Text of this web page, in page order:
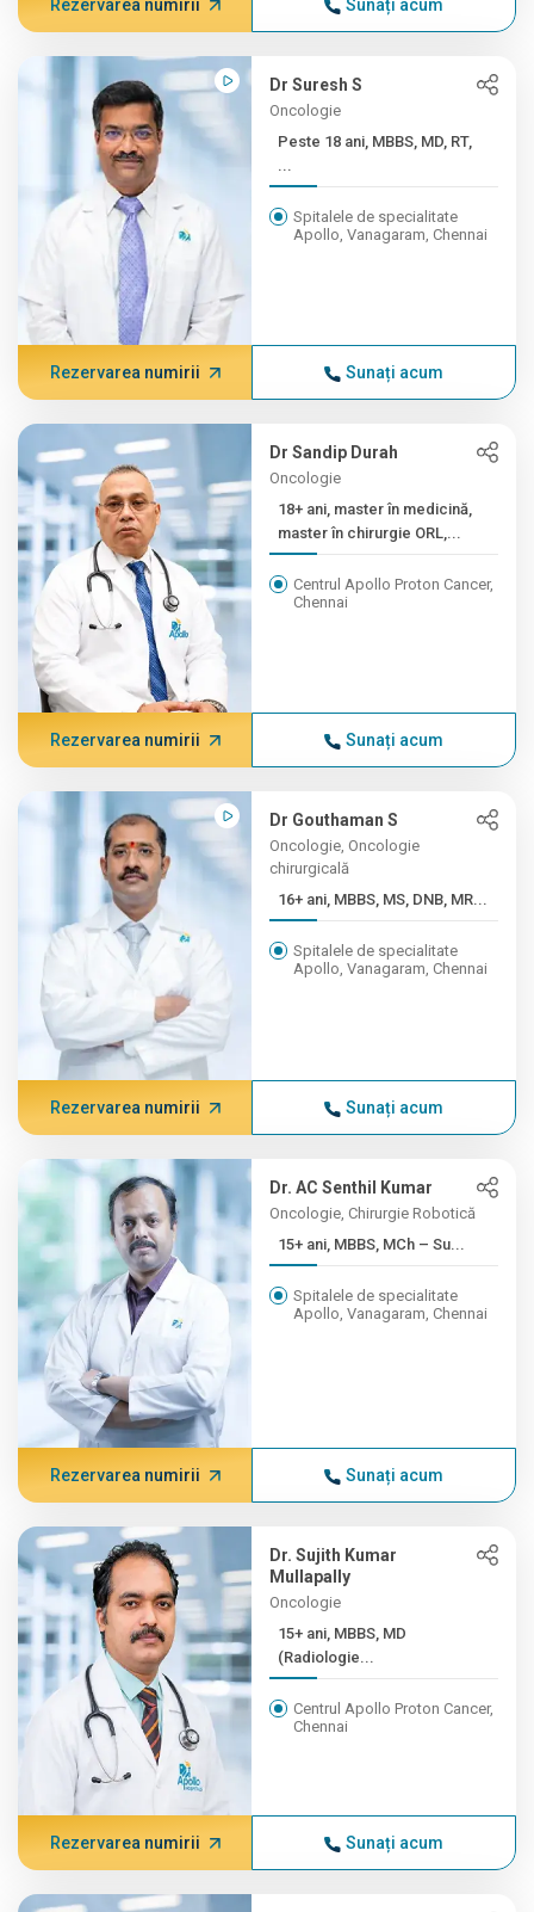
Rezervarea numirii Sunați acum
Dr Suresh S
Oncologie
Peste 18 ani, MBBS, MD, RT,
...
Spitalele de specialitate
Apollo, Vanagaram, Chennai
Rezervarea numirii Sunați acum
Dr Sandip Durah
Oncologie
18+ ani, master în medicină,
master în chirurgie ORL,...
Centrul Apollo Proton Cancer,
Chennai
Rezervarea numirii Sunați acum
Dr Gouthaman S
Oncologie, Oncologie
chirurgicală
16+ ani, MBBS, MS, DNB, MR...
Spitalele de specialitate
Apollo, Vanagaram, Chennai
Rezervarea numirii Sunați acum
Dr. AC Senthil Kumar
Oncologie, Chirurgie Robotică
15+ ani, MBBS, MCh – Su...
Spitalele de specialitate
Apollo, Vanagaram, Chennai
Rezervarea numirii Sunați acum
Dr. Sujith Kumar
Mullapally
Oncologie
15+ ani, MBBS, MD
(Radiologie...
Centrul Apollo Proton Cancer,
Chennai
Rezervarea numirii Sunați acum